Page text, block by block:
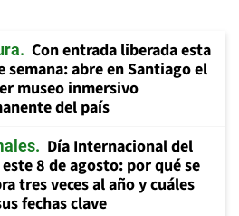
Con entrada liberada esta
semana: abre en Santiago el
museo inmersivo
del país
Día Internacional del
8 de agosto: por qué se
tres veces al año y cuáles
fechas clave